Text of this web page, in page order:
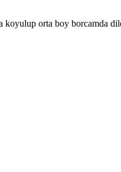
orta boy borcamda